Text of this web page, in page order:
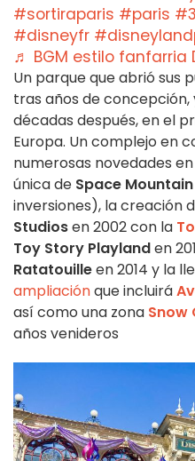
#sortiraparis #paris
#disneyfr
♬ BGM estilo fanfarria
Un parque que abrió sus
tras años de
décadas después, en el
Europa. Un complejo en
numerosas novedades
única de Space Mountain
inversiones), la creación
Studiosen 2002 con la
Toy Story Playlanden
Ratatouilleen 2014 y la
ampliaciónque incluirá
así como una zona Snow
años venideros